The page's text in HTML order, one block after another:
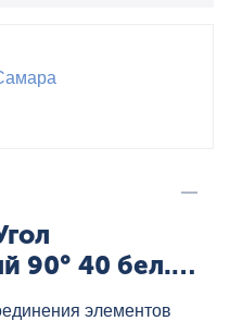
90° 40 бел.
элементов